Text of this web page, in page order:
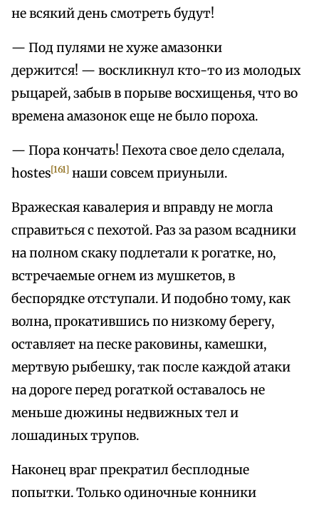
не всякий день смотреть будут!
— Под пулями не хуже амазонки
держится! — воскликнул кто-то из молодых
рыцарей, забыв в порыве восхищенья, что во
времена амазонок еще не было пороха.
— Пора кончать! Пехота свое дело сделала,
hostes[161] наши совсем приуныли.
Вражеская кавалерия и вправду не могла
справиться с пехотой. Раз за разом всадники
на полном скаку подлетали к рогатке, но,
встречаемые огнем из мушкетов, в
беспорядке отступали. И подобно тому, как
волна, прокатившись по низкому берегу,
оставляет на песке раковины, камешки,
мертвую рыбешку, так после каждой атаки
на дороге перед рогаткой оставалось не
меньше дюжины недвижных тел и
лошадиных трупов.
Наконец враг прекратил бесплодные
попытки. Только одиночные конники